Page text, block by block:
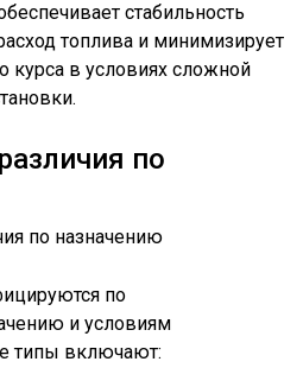
стабильность
топлива и минимизирует
курса в условиях сложной
по
по
и условиям
типы включают: